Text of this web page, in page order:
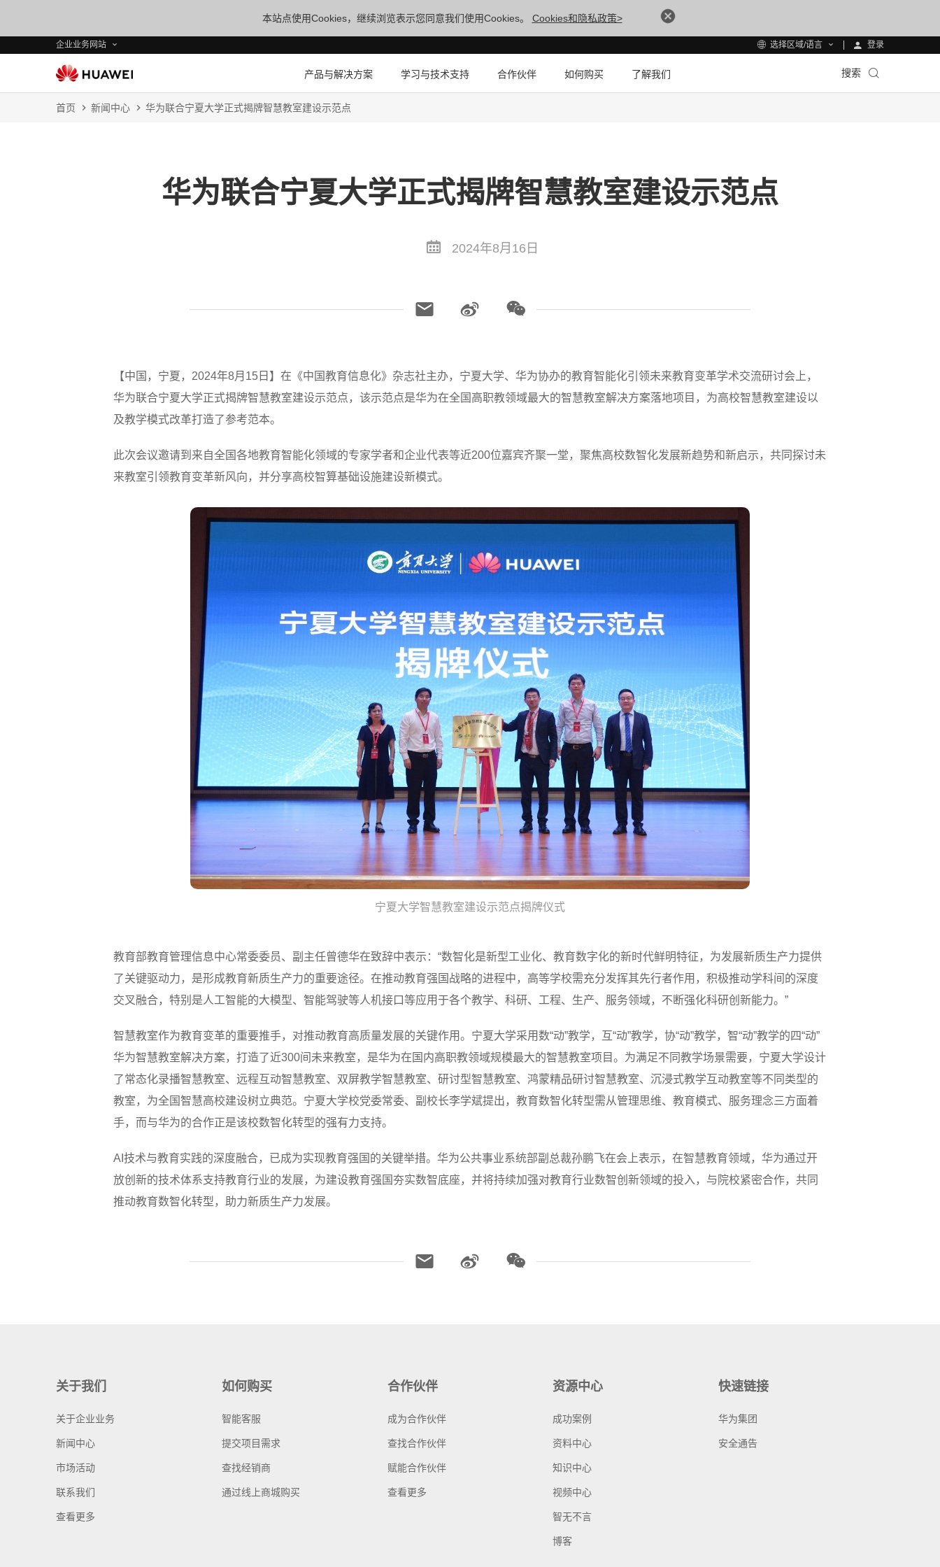
本站点使用Cookies，继续浏览表示您同意我们使用Cookies。 Cookies和隐私政策>
企业业务网站 选择区域/语言 登录
产品与解决方案 学习与技术支持 合作伙伴 如何购买 了解我们 搜索
首页 新闻中心 华为联合宁夏大学正式揭牌智慧教室建设示范点
华为联合宁夏大学正式揭牌智慧教室建设示范点
2024年8月16日
【中国，宁夏，2024年8月15日】在《中国教育信息化》杂志社主办，宁夏大学、华为协办的教育智能化引领未来教育变革学术交流研讨会上，
华为联合宁夏大学正式揭牌智慧教室建设示范点，该示范点是华为在全国高职教领域最大的智慧教室解决方案落地项目，为高校智慧教室建设以
及教学模式改革打造了参考范本。
此次会议邀请到来自全国各地教育智能化领域的专家学者和企业代表等近200位嘉宾齐聚一堂，聚焦高校数智化发展新趋势和新启示，共同探讨未
来教室引领教育变革新风向，并分享高校智算基础设施建设新模式。
宁夏大学智慧教室建设示范点揭牌仪式
教育部教育管理信息中心常委委员、副主任曾德华在致辞中表示：“数智化是新型工业化、教育数字化的新时代鲜明特征，为发展新质生产力提供
了关键驱动力，是形成教育新质生产力的重要途径。在推动教育强国战略的进程中，高等学校需充分发挥其先行者作用，积极推动学科间的深度
交叉融合，特别是人工智能的大模型、智能驾驶等人机接口等应用于各个教学、科研、工程、生产、服务领域，不断强化科研创新能力。”
智慧教室作为教育变革的重要推手，对推动教育高质量发展的关键作用。宁夏大学采用数“动”教学，互“动”教学，协“动”教学，智“动”教学的四“动”
华为智慧教室解决方案，打造了近300间未来教室，是华为在国内高职教领域规模最大的智慧教室项目。为满足不同教学场景需要，宁夏大学设计
了常态化录播智慧教室、远程互动智慧教室、双屏教学智慧教室、研讨型智慧教室、鸿蒙精品研讨智慧教室、沉浸式教学互动教室等不同类型的
教室，为全国智慧高校建设树立典范。宁夏大学校党委常委、副校长李学斌提出，教育数智化转型需从管理思维、教育模式、服务理念三方面着
手，而与华为的合作正是该校数智化转型的强有力支持。
AI技术与教育实践的深度融合，已成为实现教育强国的关键举措。华为公共事业系统部副总裁孙鹏飞在会上表示，在智慧教育领域，华为通过开
放创新的技术体系支持教育行业的发展，为建设教育强国夯实数智底座，并将持续加强对教育行业数智创新领域的投入，与院校紧密合作，共同
推动教育数智化转型，助力新质生产力发展。
关于我们
关于企业业务
新闻中心
市场活动
联系我们
查看更多
如何购买
智能客服
提交项目需求
查找经销商
通过线上商城购买
合作伙伴
成为合作伙伴
查找合作伙伴
赋能合作伙伴
查看更多
资源中心
成功案例
资料中心
知识中心
视频中心
智无不言
博客
快速链接
华为集团
安全通告